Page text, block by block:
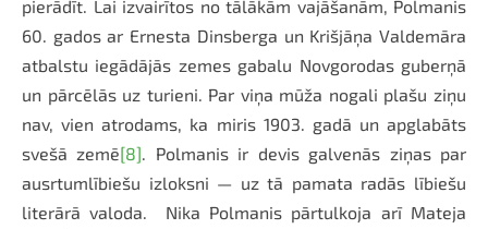
pierādīt. Lai izvairītos no tālākām vajāšanām, Polmanis
60. gados ar Ernesta Dinsberga un Krišjāņa Valdemāra
atbalstu iegādājās zemes gabalu Novgorodas guberņā
un pārcēlās uz turieni. Par viņa mūža nogali plašu ziņu
nav, vien atrodams, ka miris 1903. gadā un apglabāts
svešā zemē[8] . Polmanis ir devis galvenās ziņas par
ausrtumlībiešu izloksni — uz tā pamata radās lībiešu
literārā valoda. Nika Polmanis pārtulkoja arī Mateja